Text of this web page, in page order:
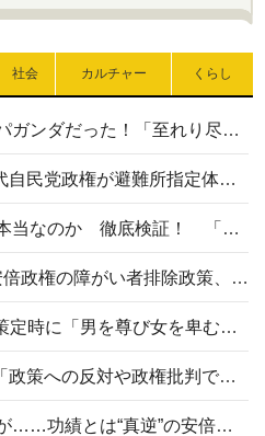
社会 カルチャー くらし
高市首相の熊本地震避難所視察は北朝鮮並みのプロパガンダだった！「至れり尽くせり」の選ばれた避難所の一方で実態は…
〈#ミサイルよりクーラーを〉は正当な批判だ！ 歴代自民党政権が避難所指定体育館へのエアコン設置を遅らせてきた客観的事実
高市首相の「休んでない」「寝てない」アピールは本当なのか 徹底検証！ 「資料読み込み」「アイロンがけ」も矛盾だらけ…
相模原事件から10年──植松死刑囚の優生思想と、安倍政権の障がい者排除政策、右派勢力の差別主義との関係を改めて問う
“男系男子の皇位継承”は明治期の創作！ 旧皇室典範策定時に「男を尊び女を卑むの慣習、人民の脳髄」とトンデモ論で女性天皇を否定
山里亮太が『DayDay.』で国会前の高市批判デモを「政策への反対や政権批判でない」と捻じ曲げ解説 デモ参加者から批判殺到
安倍晋三元首相の命日で高市首相は功績を賞賛したが……功績とは“真逆”の安倍元首相のトンデモ発言を振り返る